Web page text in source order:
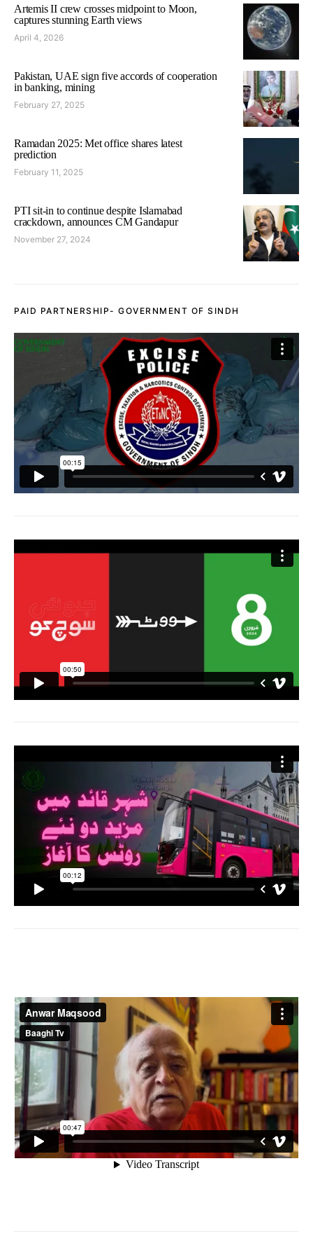
Artemis II crew crosses midpoint to Moon,
captures stunning Earth views
April 4, 2026
Pakistan, UAE sign five accords of cooperation
in banking, mining
February 27, 2025
Ramadan 2025: Met office shares latest
prediction
February 11, 2025
PTI sit-in to continue despite Islamabad
crackdown, announces CM Gandapur
November 27, 2024
PAID PARTNERSHIP- GOVERNMENT OF SINDH